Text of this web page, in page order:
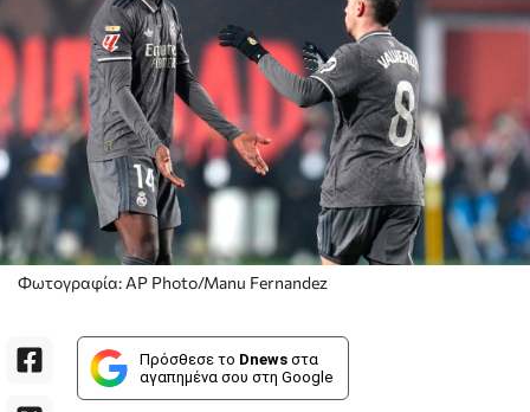
Φωτογραφία: AP Photo/Manu Fernandez
Πρόσθεσε το Dnews στα
αγαπημένα σου στη Google